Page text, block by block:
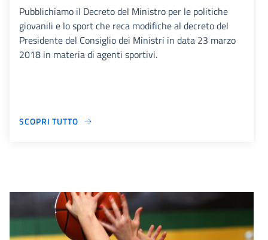
Pubblichiamo il Decreto del Ministro per le politiche
giovanili e lo sport che reca modifiche al decreto del
Presidente del Consiglio dei Ministri in data 23 marzo
2018 in materia di agenti sportivi.
SCOPRI TUTTO